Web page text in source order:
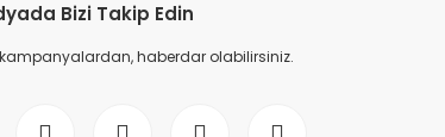
Bizi Takip Edin
haberdar olabilirsiniz.